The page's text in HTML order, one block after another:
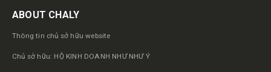
ABOUT CHALY
Thông tin chủ sở hữu website
Chủ sở hữu: HỘ KINH DOANH NHƯ NHƯ Ý